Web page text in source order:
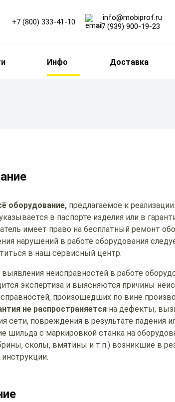
+7 (800) 333-41-10
info@mobiprof.ru
+7 (939) 900-19-23
Инфо Доставка
оборудование, предлагаемое к
в паспорте изделия или в
имеет право на бесплатный ремонт
нарушений в работе оборудования
в наш сервисный центр.
неисправностей в работе
экспертиза и выясняются причины
произошедших по вине
не распространяется на дефекты,
сети, повреждения в результате падения
шильда с маркировкой станка на
сколы, вмятины и т.п.) возникшие в